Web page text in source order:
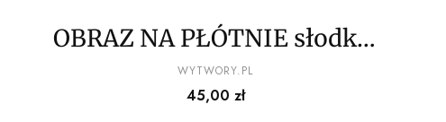
OBRAZ NA PŁÓTNIE słodkie
babeczki wz6
PRODUCENT
WYTWORY.PL
Cena
45,00 zł